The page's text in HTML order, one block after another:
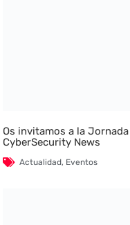
Os invitamos a la
CyberSecurity News
Actualidad, Eventos